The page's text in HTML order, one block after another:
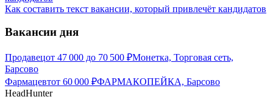
Как составить текст вакансии, который привлечёт кандидатов
Вакансии дня
Продавецот 47 000 до 70 500 ₽Монетка, Торговая сеть,
Барсово
Фармацевтот 60 000 ₽ФАРМАКОПЕЙКА, Барсово
HeadHunter